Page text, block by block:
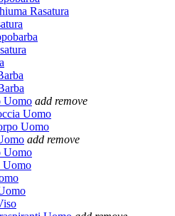
Rasatura
Uomo add remove
Uomo
Uomo
add remove
Uomo
Uomo